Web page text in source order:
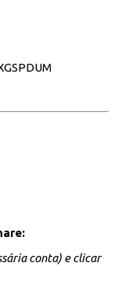
conta) e clicar